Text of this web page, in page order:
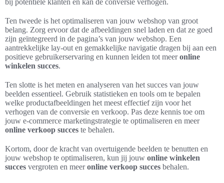
bij potentiële klanten en kan de conversie verhogen.
Ten tweede is het optimaliseren van jouw webshop van groot
belang. Zorg ervoor dat de afbeeldingen snel laden en dat ze goed
zijn geïntegreerd in de pagina’s van jouw webshop. Een
aantrekkelijke lay-out en gemakkelijke navigatie dragen bij aan een
positieve gebruikerservaring en kunnen leiden tot meeronline
winkelen succes.
Ten slotte is het meten en analyseren van het succes van jouw
beelden essentieel. Gebruik statistieken en tools om te bepalen
welke productafbeeldingen het meest effectief zijn voor het
verhogen van de conversie en verkoop. Pas deze kennis toe om
jouw e-commerce marketingstrategie te optimaliseren en meer
online verkoop succes te behalen.
Kortom, door de kracht van overtuigende beelden te benutten en
jouw webshop te optimaliseren, kun jij jouw online winkelen
succes vergroten en meeronline verkoop succes behalen.